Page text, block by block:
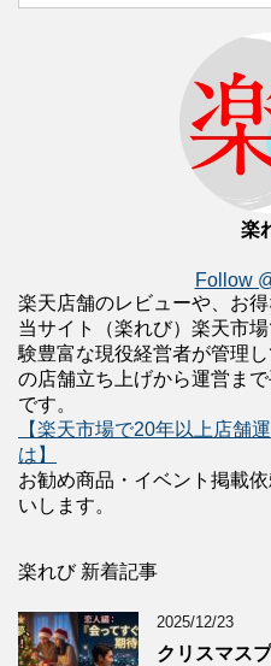
楽
Follow
楽天店舗のレビューや、お得
当サイト（楽れび）楽天市
験豊富な現役経営者が管理
の店舗立ち上げから運営ま
です。
【楽天市場で20年以上店舗
は】
お勧め商品・イベント掲載
いします。
楽れび 新着記事
2025/12/23
クリスマス